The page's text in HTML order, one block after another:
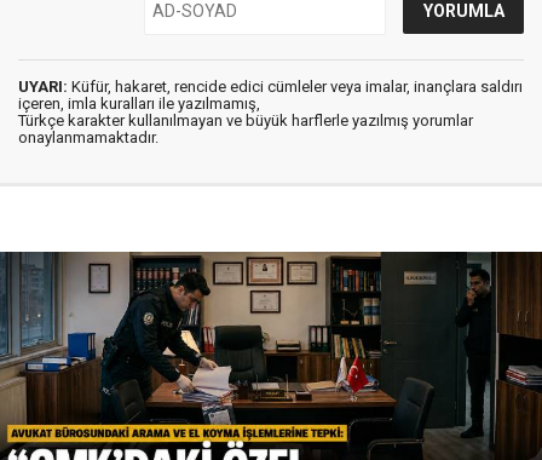
UYARI: Küfür, hakaret, rencide edici cümleler veya imalar, inançlara saldırı
içeren, imla kuralları ile yazılmamış,
Türkçe karakter kullanılmayan ve büyük harflerle yazılmış yorumlar
onaylanmamaktadır.